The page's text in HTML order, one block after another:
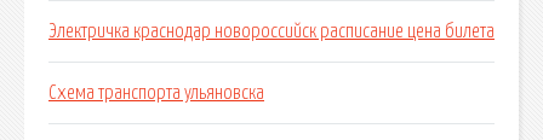
Электричка краснодар новороссийск расписание цена билета
Схема транспорта ульяновска